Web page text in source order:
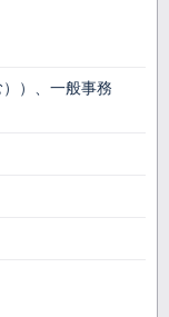
）、一般事務